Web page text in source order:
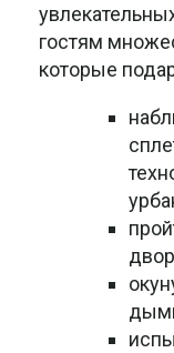
гостям
которые